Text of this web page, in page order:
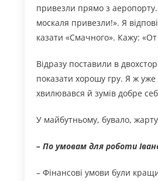
привезли прямо з
москаля привезли!». Я
казати «Смачного». Кажу:
Відразу поставили в
показати хорошу гру. Я ж
хвилювався й зумів добре
У майбутньому, бувало,
– По умовам для роботи
– Фінансові умови були